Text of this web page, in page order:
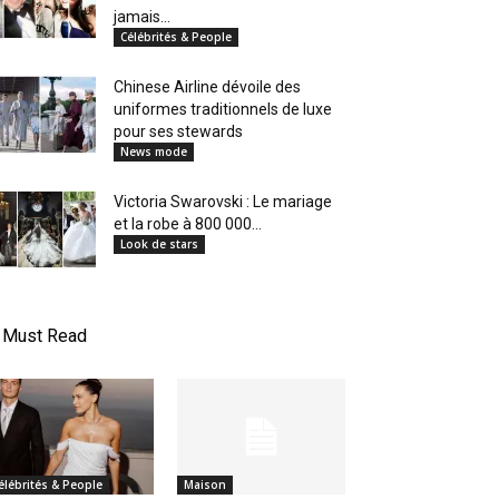
jamais...
Célébrités & People
Chinese Airline dévoile des
uniformes traditionnels de luxe
pour ses stewards
News mode
Victoria Swarovski : Le mariage
et la robe à 800 000...
Look de stars
Must Read
& People Maison